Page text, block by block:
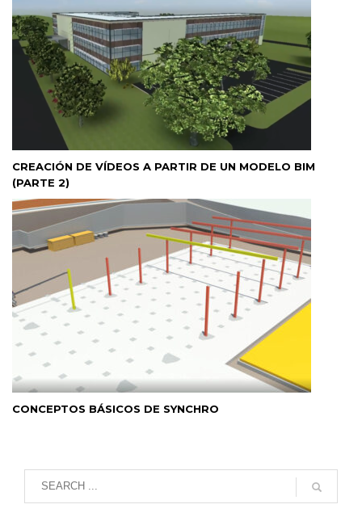
CREACIÓN DE VÍDEOS A PARTIR DE UN MODELO BIM
(PARTE 2)
CONCEPTOS BÁSICOS DE SYNCHRO